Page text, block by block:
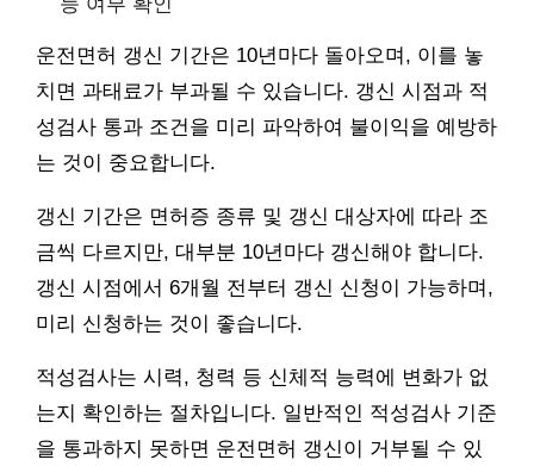
운전면허 갱신 기간은 10년마다 돌아오며, 이를 놓
치면 과태료가 부과될 수 있습니다. 갱신 시점과 적
성검사 통과 조건을 미리 파악하여 불이익을 예방하
는 것이 중요합니다.
갱신 기간은 면허증 종류 및 갱신 대상자에 따라 조
금씩 다르지만, 대부분 10년마다 갱신해야 합니다.
갱신 시점에서 6개월 전부터 갱신 신청이 가능하며,
미리 신청하는 것이 좋습니다.
적성검사는 시력, 청력 등 신체적 능력에 변화가 없
는지 확인하는 절차입니다. 일반적인 적성검사 기준
을 통과하지 못하면 운전면허 갱신이 거부될 수 있